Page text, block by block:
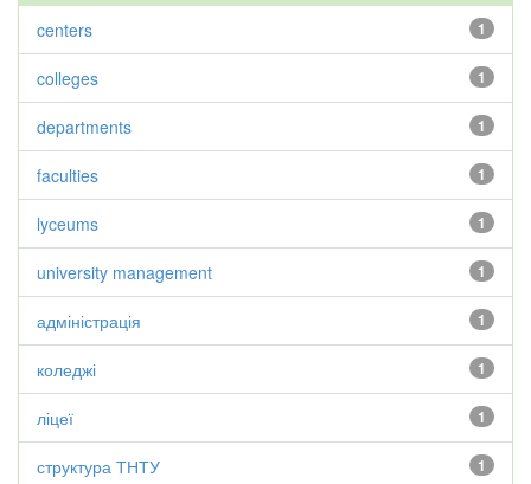
1
centers
1
colleges
1
departments
1
faculties
1
lyceums
1
university management
1
адміністрація
1
коледжі
1
ліцеї
1
структура ТНТУ